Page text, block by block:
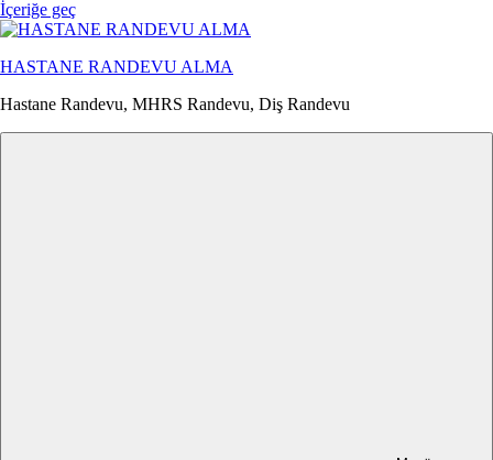
İçeriğe geç
HASTANE RANDEVU ALMA
Hastane Randevu, MHRS Randevu, Diş Randevu